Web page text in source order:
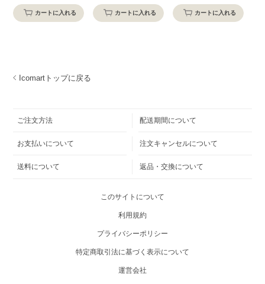
カートに入れる カートに入れる カートに入れる
Icomartトップに戻る
ご注文方法 配送期間について
お支払いについて 注文キャンセルについて
送料について 返品・交換について
このサイトについて
利用規約
プライバシーポリシー
特定商取引法に基づく表示について
運営会社